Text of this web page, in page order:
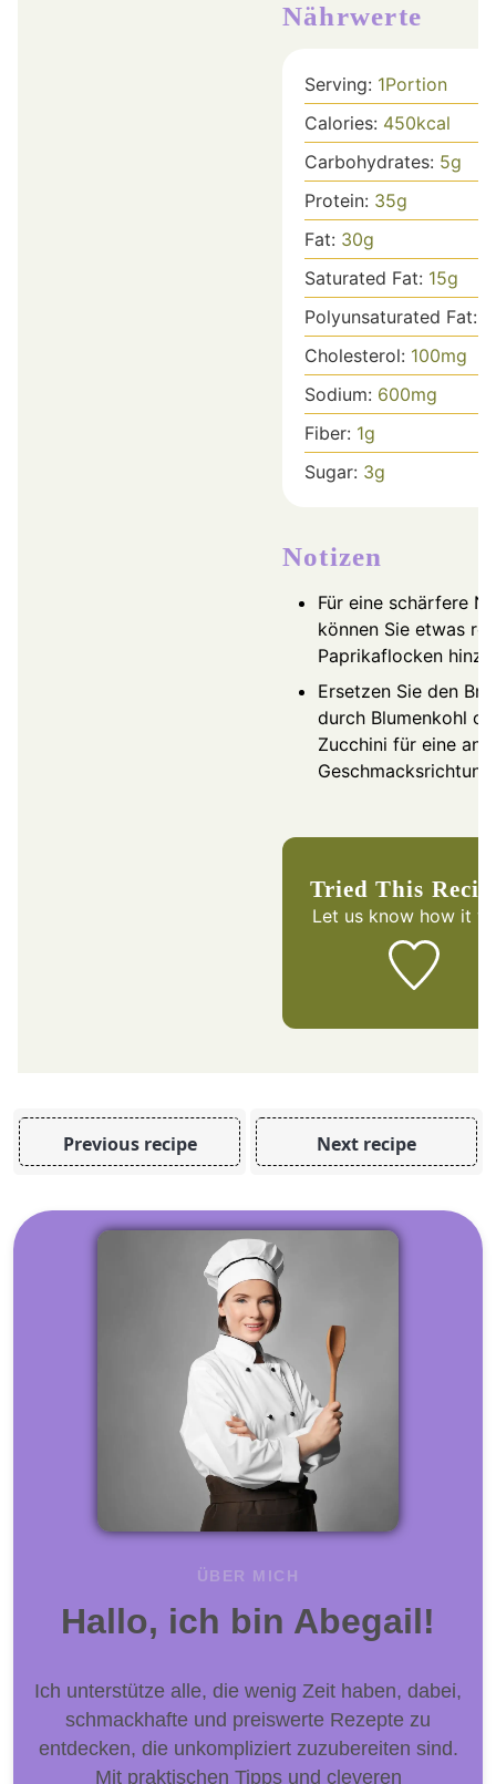
Nährwerte
Serving: 1Portion
Calories: 450kcal
Carbohydrates: 5g
Protein: 35g
Fat: 30g
Saturated Fat: 15g
Polyunsaturated Fat:
Cholesterol: 100mg
Sodium: 600mg
Fiber: 1g
Sugar: 3g
Notizen
Für eine schärfere
können Sie etwas
Paprikaflocken
Ersetzen Sie den
durch Blumenkohl
Zucchini für eine
Geschmacksrichtung.
Tried This
Let us know how it
Previous recipe Next recipe
ÜBER MICH
Hallo, ich bin Abegail!
Ich unterstütze alle, die wenig Zeit haben, dabei,
schmackhafte und preiswerte Rezepte zu
entdecken, die unkompliziert zuzubereiten sind.
Mit praktischen Tipps und cleveren